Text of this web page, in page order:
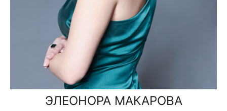
ЭЛЕОНОРА МАКАРОВА